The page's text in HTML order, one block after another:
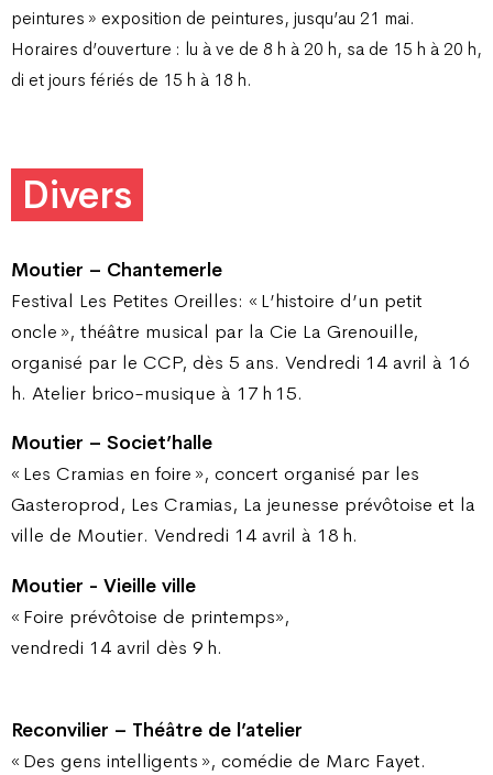
peintures » exposition de peintures, jusqu’au 21 mai.
Horaires d’ouverture : lu à ve de 8 h à 20 h, sa de 15 h à 20 h,
di et jours fériés de 15 h à 18 h.
Divers
Moutier – Chantemerle
Festival Les Petites Oreilles: « L’histoire d’un petit
oncle », théâtre musical par la Cie La Grenouille,
organisé par le CCP, dès 5 ans. Vendredi 14 avril à 16
h. Atelier brico-musique à 17 h 15.
Moutier – Societ’halle
« Les Cramias en foire », concert organisé par les
Gasteroprod, Les Cramias, La jeunesse prévôtoise et la
ville de Moutier. Vendredi 14 avril à 18 h.
Moutier - Vieille ville
« Foire prévôtoise de printemps»,
vendredi 14 avril dès 9 h.
Reconvilier – Théâtre de l’atelier
« Des gens intelligents », comédie de Marc Fayet.